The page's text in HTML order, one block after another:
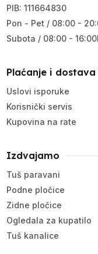
PIB: 111664830
Pon - Pet / 08:00 -
Subota / 08:00 -
Plaćanje i dostava
Uslovi isporuke
Korisnički servis
Kupovina na rate
Izdvajamo
Tuš paravani
Podne pločice
Zidne pločice
Ogledala za kupatilo
Tuš kanalice